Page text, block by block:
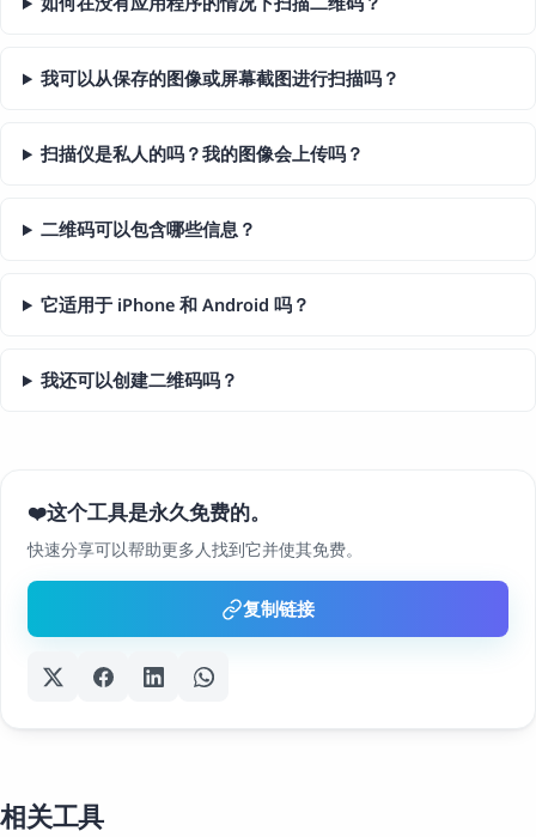
我可以从保存的图像或屏幕截图进行扫描吗？
扫描仪是私人的吗？我的图像会上传吗？
二维码可以包含哪些信息？
它适用于 iPhone 和 Android 吗？
我还可以创建二维码吗？
❤️这个工具是永久免费的。
快速分享可以帮助更多人找到它并使其免费。
复制链接
相关工具